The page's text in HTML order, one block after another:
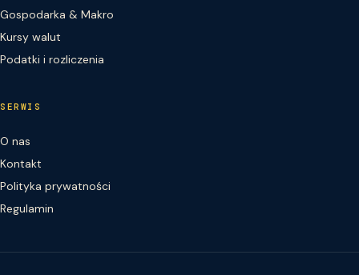
Gospodarka & Makro
Kursy walut
Podatki i rozliczenia
SERWIS
O nas
Kontakt
Polityka prywatności
Regulamin